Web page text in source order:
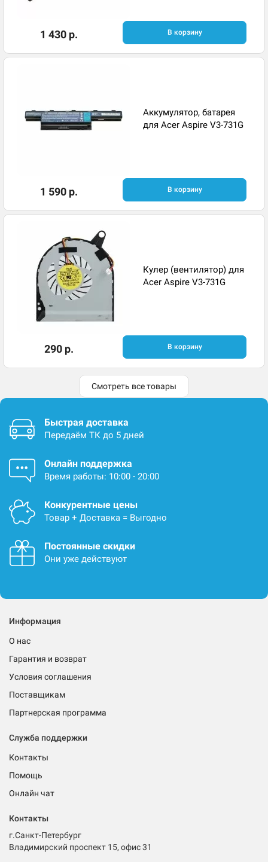
1 430 р. В корзину
Аккумулятор, батарея
для Acer Aspire V3-731G
1 590 р. В корзину
Кулер (вентилятор) для
Acer Aspire V3-731G
290 р. В корзину
Смотреть все товары
Быстрая доставка
Передаём ТК до 5 дней
Онлайн поддержка
Время работы: 10:00 - 20:00
Конкурентные цены
Товар + Доставка = Выгодно
Постоянные скидки
Они уже действуют
Информация
О нас
Гарантия и возврат
Условия соглашения
Поставщикам
Партнерская программа
Служба поддержки
Контакты
Помощь
Онлайн чат
Контакты
г.Санкт-Петербург
Владимирский проспект 15, офис 31